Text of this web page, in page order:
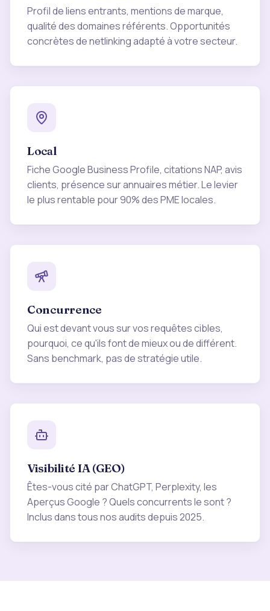
Profil de liens entrants, mentions de marque,
qualité des domaines référents. Opportunités
concrètes de netlinking adapté à votre secteur.
Local
Fiche Google Business Profile, citations NAP, avis
clients, présence sur annuaires métier. Le levier
le plus rentable pour 90% des PME locales.
Concurrence
Qui est devant vous sur vos requêtes cibles,
pourquoi, ce qu'ils font de mieux ou de différent.
Sans benchmark, pas de stratégie utile.
Visibilité IA (GEO)
Êtes-vous cité par ChatGPT, Perplexity, les
Aperçus Google ? Quels concurrents le sont ?
Inclus dans tous nos audits depuis 2025.